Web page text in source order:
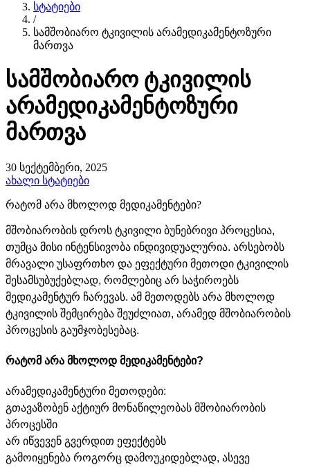
სტატიები
/
სამშობიარო ტკივილის არამედიკამენტოზური
მართვა
სამშობიარო ტკივილის
არამედიკამენტოზური
მართვა
30 სექტემბერი, 2025
ახალი სტატიები
რატომ არა მხოლოდ მედიკამენტები?
მშობიარობის დროს ტკივილი ბუნებრივი პროცესია,
თუმცა მისი ინტენსივობა ინდივიდუალურია. არსებობს
მრავალი უსაფრთხო და ეფექტური მეთოდი ტკივილის
შესამსუბუქებლად, რომლებიც არ საჭიროებს
მედიკამენტურ ჩარევას. ამ მეთოდებს არა მხოლოდ
ტკივილის შემცირება შეუძლიათ, არამედ მშობიარობის
პროცესის გაუმჯობესებაც.
რატომ არა მხოლოდ მედიკამენტები?
არამედიკამენტური მეთოდები:
გთავაზობენ აქტიურ მონაწილეობას მშობიარობის
პროცესში
არ იწვევენ გვერდით ეფექტებს
გამოიყენება როგორც დამოუკიდებლად, ასევე